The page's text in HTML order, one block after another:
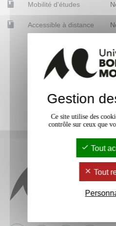
Mobilité d'études
Accessible à distance
Gestion
Ce site utilise des
contrôle sur ceux que
Tout
Tout